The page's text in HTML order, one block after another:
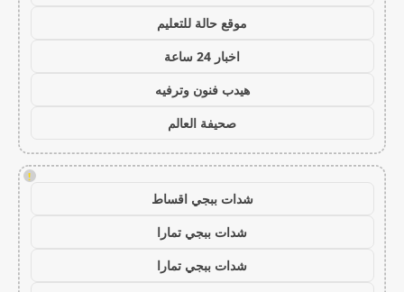
موقع حالة للتعليم
اخبار 24 ساعة
هيدب فنون وترفيه
صحيفة العالم
!
شدات ببجي اقساط
شدات ببجي تمارا
شدات ببجي تمارا